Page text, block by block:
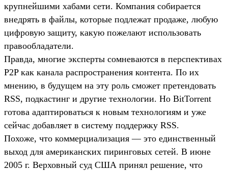
крупнейшими хабами сети. Компания собирается
внедрять в файлы, которые подлежат продаже, любую
цифровую защиту, какую пожелают использовать
правообладатели.
Правда, многие эксперты сомневаются в перспективах
P2P как канала распространения контента. По их
мнению, в будущем на эту роль сможет претендовать
RSS, подкастинг и другие технологии. Но BitTorrent
готова адаптироваться к новым технологиям и уже
сейчас добавляет в систему поддержку RSS.
Похоже, что коммерциализация — это единственный
выход для американских пиринговых сетей. В июне
2005 г. Верховный суд США принял решение, что